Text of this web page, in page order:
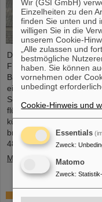
Die erste Komponente
FRS, ein supraleitender
Baufeld gebracht
eine Kombination
Sextupol, Oktupol und
flüssigen Heliumbehälter
kürzliche Transport der
breiten und vier Meter
48 Tonnen…
Mehr »
Erstes
Wir (GSI GmbH)
Einzelheiten zu den
finden Sie unten und
willigen Sie in die
unserem Cookie-
„Alle zulassen und
bestmögliche
haben. Sie können
vornehmen oder
unbedingt
Cookie-Hinweis und
Essentials
Zweck:
Matomo
Zweck: